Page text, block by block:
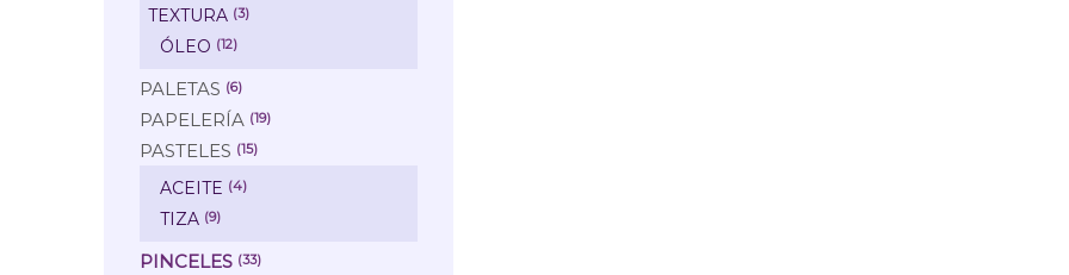
TEXTURA (3)
ÓLEO (12)
PALETAS (6)
PAPELERÍA (19)
PASTELES (15)
ACEITE (4)
TIZA (9)
PINCELES (33)